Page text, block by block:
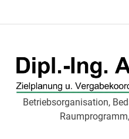
Betriebsorganisation,